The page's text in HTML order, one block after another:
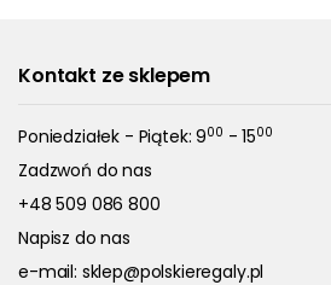
Kontakt ze sklepem
Poniedziałek - Piątek: 900 - 1500
Zadzwoń do nas
+48 509 086 800
Napisz do nas
e-mail: sklep@polskieregaly.pl